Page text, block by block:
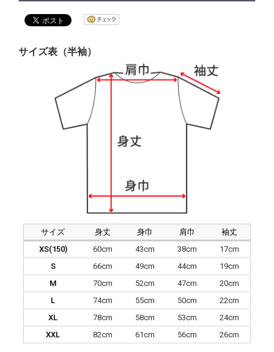
サイズ表（半袖）
サイズ 身丈 身巾 肩巾
袖丈
XS(150)
60cm 43cm 38cm
17cm
S
66cm 49cm 44cm
19cm
M
70cm 52cm 47cm
20cm
L
74cm 55cm 50cm
22cm
XL
78cm 58cm 53cm
24cm
XXL
82cm 61cm 56cm 26cm